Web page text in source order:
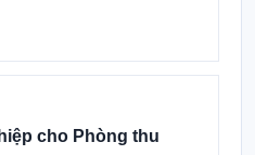
cho Phòng thu